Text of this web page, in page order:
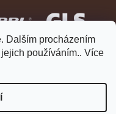
Dalším procházením
používáním.. Více